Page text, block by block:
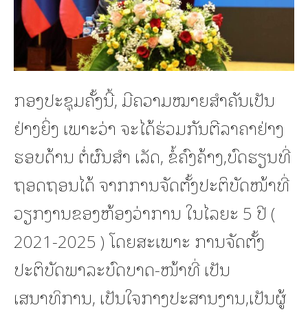
ກອງປະຊຸມຄັ້ງນີ້, ມີຄວາມໝາຍສຳຄັນເປັນ
ຢ່າງຍິ່ງ ເພາະວ່າ ຈະໄດ້ຮ່ວມກັນຕີລາຄາຢ່າງ
ຮອບດ້ານ ຕໍ່ຜົນສຳ ເລັດ, ຂໍ້ຄົງຄ້າງ,ບົດຮຽນທີ່
ຖອດຖອນໄດ້ ຈາກການຈັດຕັ້ງປະຕິບັດໜ້າທີ່
ວຽກງານຂອງຫ້ອງວ່າການ ໃນໄລຍະ 5 ປີ (
2021-2025 ) ໂດຍສະເພາະ ການຈັດຕັ້ງ
ປະຕິບັດພາລະບົດບາດ-ໜ້າທີ່ ເປັນ
ເສນາທິການ, ເປັນໃຈກາງປະສານງານ,ເປັນຜູ້